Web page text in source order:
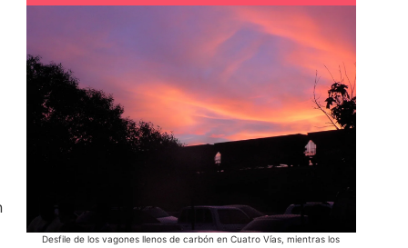
Desfile de los vagones llenos de carbón en Cuatro Vías, mientras los